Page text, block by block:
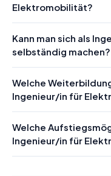
Elektromobilität?
Kann man sich als
selbständig machen?
Welche
Ingenieur/in für
Welche
Ingenieur/in für